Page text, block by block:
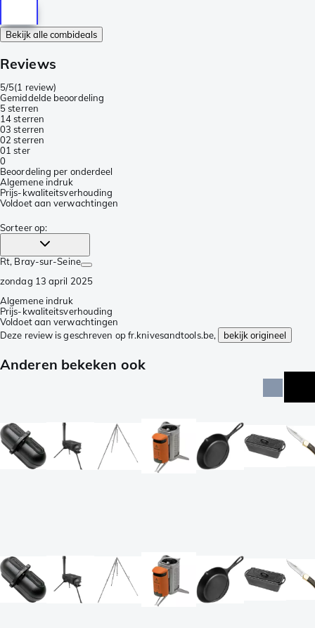
Bekijk alle combideals
Reviews
5/5(1 review)
Gemiddelde beoordeling
5 sterren
14 sterren
03 sterren
02 sterren
01 ster
0
Beoordeling per onderdeel
Algemene indruk
Prijs-kwaliteitsverhouding
Voldoet aan verwachtingen
Sorteer op:
Rt, Bray-sur-Seine
zondag 13 april 2025
Algemene indruk
Prijs-kwaliteitsverhouding
Voldoet aan verwachtingen
Deze review is geschreven op fr.knivesandtools.be,
bekijk origineel
Anderen bekeken ook